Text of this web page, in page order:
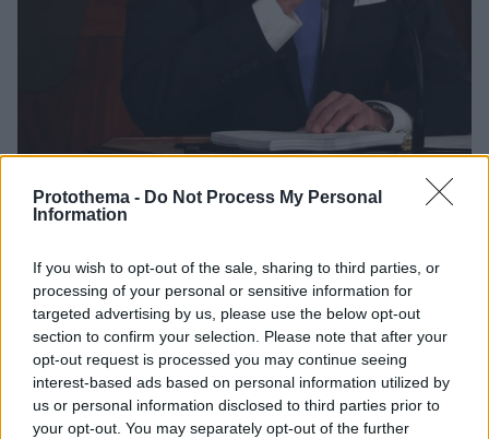
Protothema - Do Not Process My Personal
Information
If you wish to opt-out of the sale, sharing to third parties, or
processing of your personal or sensitive information for
targeted advertising by us, please use the below opt-out
section to confirm your selection. Please note that after your
opt-out request is processed you may continue seeing
interest-based ads based on personal information utilized by
us or personal information disclosed to third parties prior to
your opt-out. You may separately opt-out of the further
Υπάρχει σαφής ένδειξη ότι ο Πούτιν σκέφτεται να
χρησιμοποιήσει βιολογικά όπλα στην Ουκρανία, λέει ο
Ο Αμερικανός πρόεδρος προειδοποίησε πως, αν
συμβεί κάτι τέτοιο, θα υπάρξει δριμεία απάντηση από
τη Δύση